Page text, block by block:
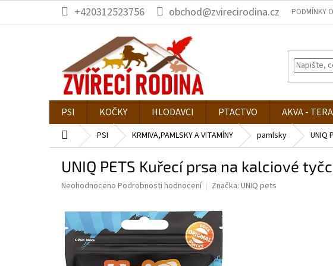
obsah
+420312523756 obchod@zvirecirodina.cz PODMÍNKY
PSI KOČKY HLODAVCI PTACTVO AKVA - TERA
Domů PSI KRMIVA,PAMLSKY A VITAMÍNY pamlsky UNIQ
UNIQ PETS Kuřecí prsa na kalciové
Průměrné
je
0,0
Neohodnoceno Podrobnosti hodnocení Značka: UNIQ pets